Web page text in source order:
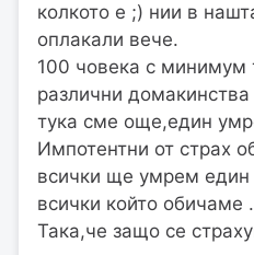
колкото е ;) нии в
оплакали вече.
100 човека с минимум
различни
тука сме още,един
Импотентни от страх
всички ще умрем един
всички който обичаме
Така,че защо се